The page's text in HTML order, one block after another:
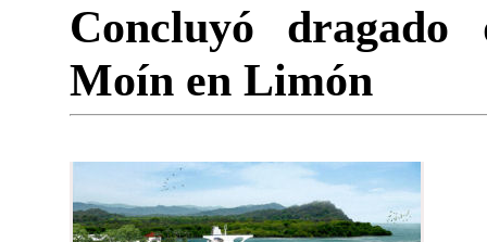
Concluyó
Moín en Limón